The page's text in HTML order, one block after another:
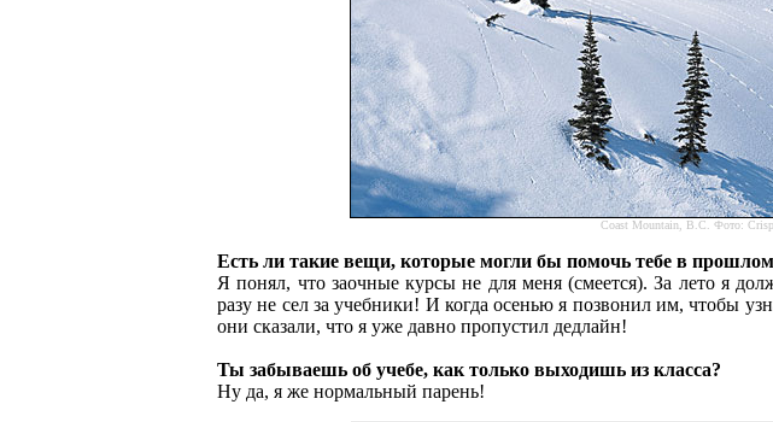
Coast Mountain, B.C. Фото:
Есть ли такие вещи, которые могли бы помочь тебе в
Я понял, что заочные курсы не для меня (смеется). За лето я
разу не сел за учебники! И когда осенью я позвонил им, чтобы
они сказали, что я уже давно пропустил дедлайн!
Ты забываешь об учебе, как только выходишь из класса?
Ну да, я же нормальный парень!